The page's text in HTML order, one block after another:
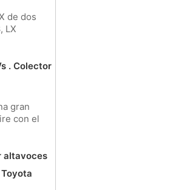
de dos
LX
. Colector
gran
con el
altavoces